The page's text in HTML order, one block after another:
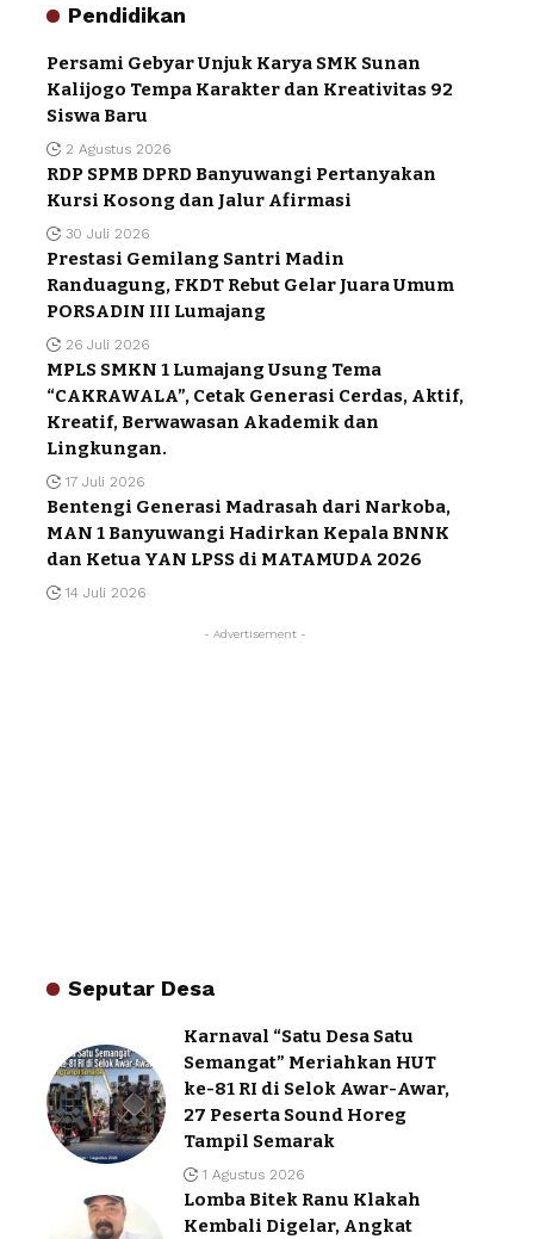
Pendidikan
Persami Gebyar Unjuk Karya SMK Sunan
Kalijogo Tempa Karakter dan Kreativitas 92
Siswa Baru
2 Agustus 2026
RDP SPMB DPRD Banyuwangi Pertanyakan
Kursi Kosong dan Jalur Afirmasi
30 Juli 2026
Prestasi Gemilang Santri Madin
Randuagung, FKDT Rebut Gelar Juara Umum
PORSADIN III Lumajang
26 Juli 2026
MPLS SMKN 1 Lumajang Usung Tema
“CAKRAWALA”, Cetak Generasi Cerdas, Aktif,
Kreatif, Berwawasan Akademik dan
Lingkungan.
17 Juli 2026
Bentengi Generasi Madrasah dari Narkoba,
MAN 1 Banyuwangi Hadirkan Kepala BNNK
dan Ketua YAN LPSS di MATAMUDA 2026
14 Juli 2026
- Advertisement -
Seputar Desa
Karnaval “Satu Desa Satu
Semangat” Meriahkan HUT
ke-81 RI di Selok Awar-Awar,
27 Peserta Sound Horeg
Tampil Semarak
1 Agustus 2026
Lomba Bitek Ranu Klakah
Kembali Digelar, Angkat